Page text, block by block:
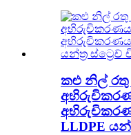
කළු නිල් රතු
LLDPE